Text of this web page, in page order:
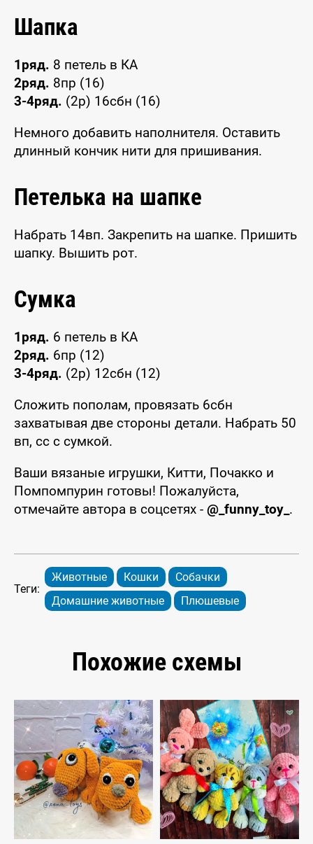
Шапка
1ряд. 8 петель в КА
2ряд. 8пр (16)
3-4ряд. (2р) 16сбн (16)
Немного добавить наполнителя. Оставить
длинный кончик нити для пришивания.
Петелька на шапке
Набрать 14вп. Закрепить на шапке. Пришить
шапку. Вышить рот.
Сумка
1ряд. 6 петель в КА
2ряд. 6пр (12)
3-4ряд. (2р) 12сбн (12)
Сложить пополам, провязать 6сбн
захватывая две стороны детали. Набрать 50
вп, сс с сумкой.
Ваши вязаные игрушки, Китти, Почакко и
Помпомпурин готовы! Пожалуйста,
отмечайте автора в соцсетях - @_funny_toy_ .
Теги:
Животные Кошки
Собачки
Домашние животные
Плюшевые
Похожие схемы